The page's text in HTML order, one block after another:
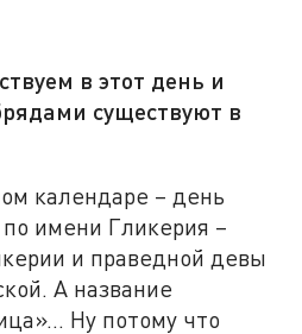
в этот день и
существуют в
календаре – день
имени Гликерия –
и праведной девы
А название
Ну потому что